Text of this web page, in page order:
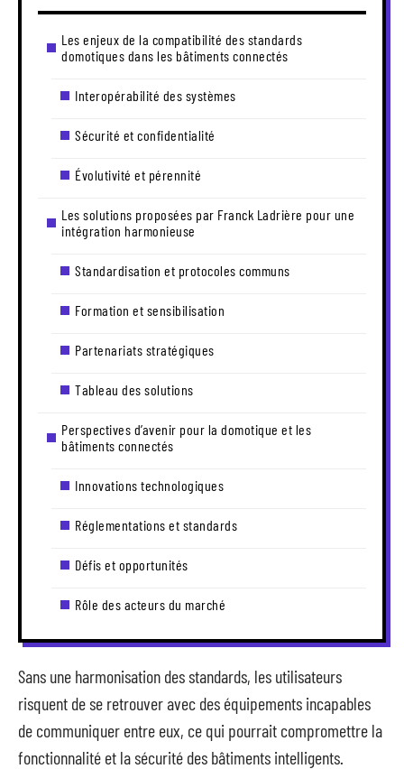
Les enjeux de la compatibilité des standards
domotiques dans les bâtiments connectés
Interopérabilité des systèmes
Sécurité et confidentialité
Évolutivité et pérennité
Les solutions proposées par Franck Ladrière pour une
intégration harmonieuse
Standardisation et protocoles communs
Formation et sensibilisation
Partenariats stratégiques
Tableau des solutions
Perspectives d’avenir pour la domotique et les
bâtiments connectés
Innovations technologiques
Réglementations et standards
Défis et opportunités
Rôle des acteurs du marché
Sans une harmonisation des standards, les utilisateurs
risquent de se retrouver avec des équipements incapables
de communiquer entre eux, ce qui pourrait compromettre la
fonctionnalité et la sécurité des bâtiments intelligents.